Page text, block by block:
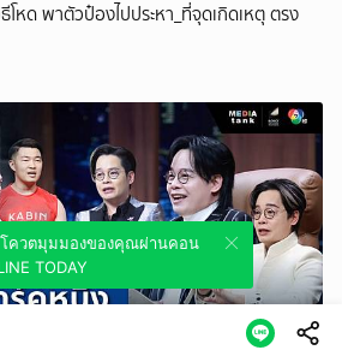
โหด พาตัวป๋องไปประหา_ที่จุดเกิดเหตุ ตรง
ผ่านคอนเทนต์นี้บน
ควตมุมมองของคุณผ่านคอน
TODAY